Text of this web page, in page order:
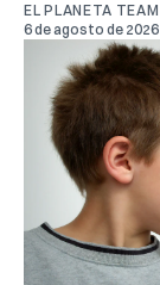
EL PLANETA TEAM
6 de agosto de 2026